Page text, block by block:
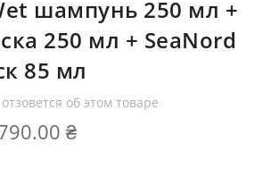
шампунь 250 мл +
250 мл + SeaNord
85 мл
об этом товаре
₴